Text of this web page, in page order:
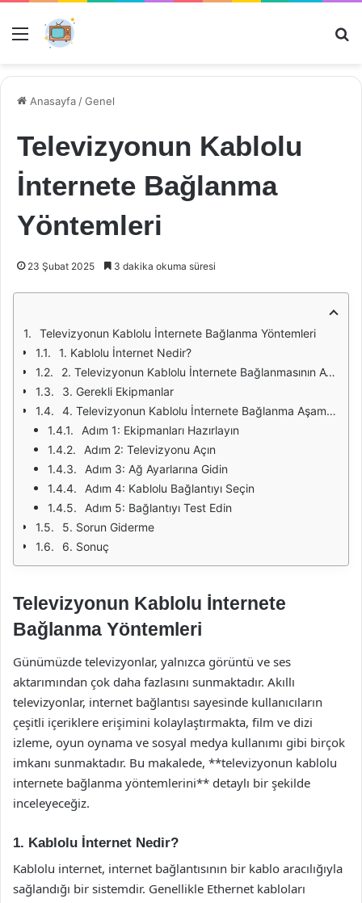
Menü
Anasayfa /Genel
Televizyonun Kablolu
İnternete Bağlanma
Yöntemleri
23 Şubat 2025 3 dakika okuma süresi
Televizyonun Kablolu İnternete Bağlanma Yöntemleri
1. Kablolu İnternet Nedir?
2. Televizyonun Kablolu İnternete Bağlanmasının Avantajları
3. Gerekli Ekipmanlar
4. Televizyonun Kablolu İnternete Bağlanma Aşamaları
Adım 1: Ekipmanları Hazırlayın
Adım 2: Televizyonu Açın
Adım 3: Ağ Ayarlarına Gidin
Adım 4: Kablolu Bağlantıyı Seçin
Adım 5: Bağlantıyı Test Edin
5. Sorun Giderme
6. Sonuç
Televizyonun Kablolu İnternete
Bağlanma Yöntemleri
Günümüzde televizyonlar, yalnızca görüntü ve ses
aktarımından çok daha fazlasını sunmaktadır. Akıllı
televizyonlar, internet bağlantısı sayesinde kullanıcıların
çeşitli içeriklere erişimini kolaylaştırmakta, film ve dizi
izleme, oyun oynama ve sosyal medya kullanımı gibi birçok
imkanı sunmaktadır. Bu makalede, **televizyonun kablolu
internete bağlanma yöntemlerini** detaylı bir şekilde
inceleyeceğiz.
1. Kablolu İnternet Nedir?
Kablolu internet, internet bağlantısının bir kablo aracılığıyla
sağlandığı bir sistemdir. Genellikle Ethernet kabloları